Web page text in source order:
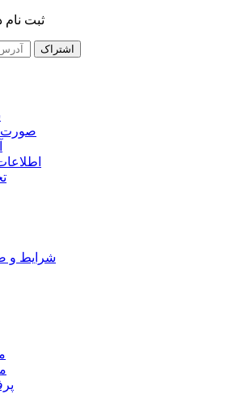
ثبت نام
اشتراک
صورت
شرایط و